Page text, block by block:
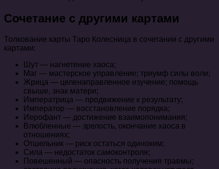
Сочетание с другими картами
Толкование карты Таро Колесница в сочетании с другими
картами:
Шут — нагнетение хаоса;
Маг — мастерское управление; триумф силы воли;
Жрица — целенаправленное изучение; помощь
свыше, знак матери;
Императрица — продвижение к результату;
Император — восстановление порядка;
Иерофант — достижение взаимопонимания;
Влюбленные — зрелость, окончание хаоса в
отношениях;
Отшельник — риск остаться одиноким;
Сила — недостаток самоконтроля;
Повешенный — опасность получения травмы;